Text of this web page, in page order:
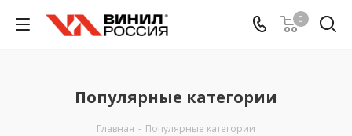
0
Популярные категории
Главная - Популярные категории